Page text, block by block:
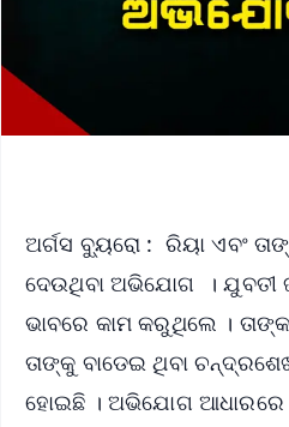
ଅର୍ଗସ ବ୍ୟୁରୋ : ରିୟା ଏବଂ
ଦେଉଥିବା ଅଭିଯୋଗ । ଯୁବତୀ
ଭାବରେ କାମ କରୁଥିଲେ ।
ତାଙ୍କୁ ବାଡେଇ ଥିବା
ହୋଇଛି । ଅଭିଯୋଗ